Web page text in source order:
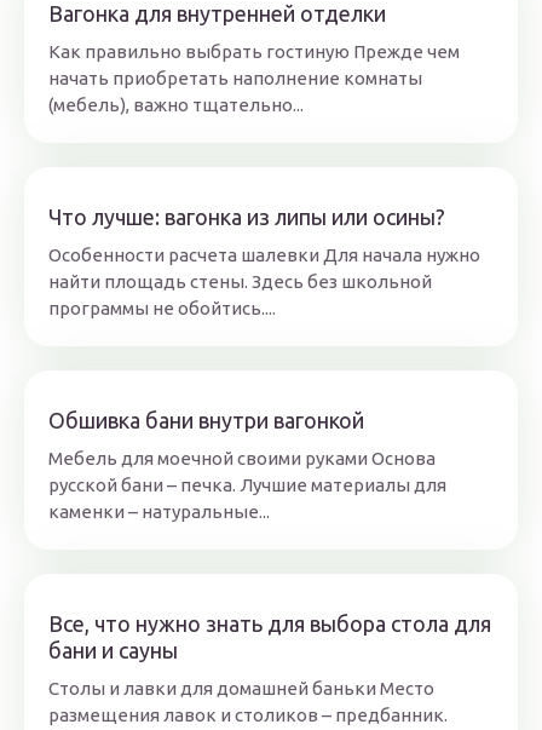
Вагонка для внутренней отделки
Как правильно выбрать гостиную Прежде чем
начать приобретать наполнение комнаты
(мебель), важно тщательно...
Что лучше: вагонка из липы или осины?
Особенности расчета шалевки Для начала нужно
найти площадь стены. Здесь без школьной
программы не обойтись....
Обшивка бани внутри вагонкой
Мебель для моечной своими руками Основа
русской бани – печка. Лучшие материалы для
каменки – натуральные...
Все, что нужно знать для выбора стола для
бани и сауны
Столы и лавки для домашней баньки Место
размещения лавок и столиков – предбанник.